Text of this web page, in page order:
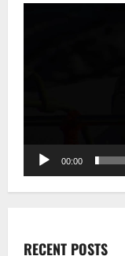
00:00
RECENT POSTS